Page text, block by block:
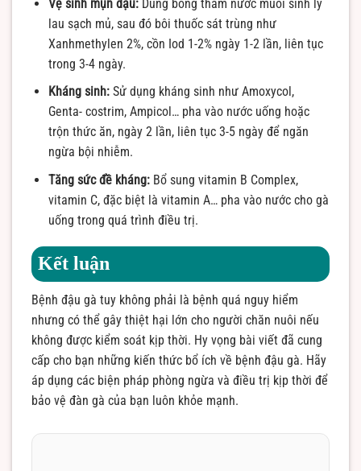
Vệ sinh mụn đậu:Dùng bông thấm nước muối sinh lý
lau sạch mủ, sau đó bôi thuốc sát trùng như
Xanhmethylen 2%, cồn Iod 1-2% ngày 1-2 lần, liên tục
trong 3-4 ngày.
Kháng sinh:Sử dụng kháng sinh như Amoxycol,
Genta- costrim, Ampicol… pha vào nước uống hoặc
trộn thức ăn, ngày 2 lần, liên tục 3-5 ngày để ngăn
ngừa bội nhiễm.
Tăng sức đề kháng:Bổ sung vitamin B Complex,
vitamin C, đặc biệt là vitamin A… pha vào nước cho gà
uống trong quá trình điều trị.
Kết luận
Bệnh đậu gà tuy không phải là bệnh quá nguy hiểm
nhưng có thể gây thiệt hại lớn cho người chăn nuôi nếu
không được kiểm soát kịp thời. Hy vọng bài viết đã cung
cấp cho bạn những kiến thức bổ ích về bệnh đậu gà. Hãy
áp dụng các biện pháp phòng ngừa và điều trị kịp thời để
bảo vệ đàn gà của bạn luôn khỏe mạnh.